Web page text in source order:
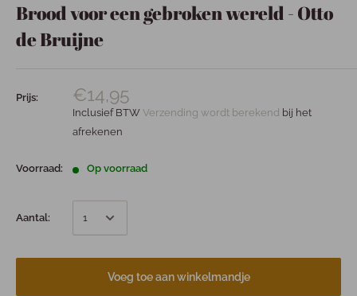
Brood voor een gebroken wereld - Otto
de Bruijne
Prijs: €14,95
Inclusief BTW Verzending wordt berekend bij het
afrekenen
Voorraad: Op voorraad
Aantal:
Voeg toe aan winkelmandje